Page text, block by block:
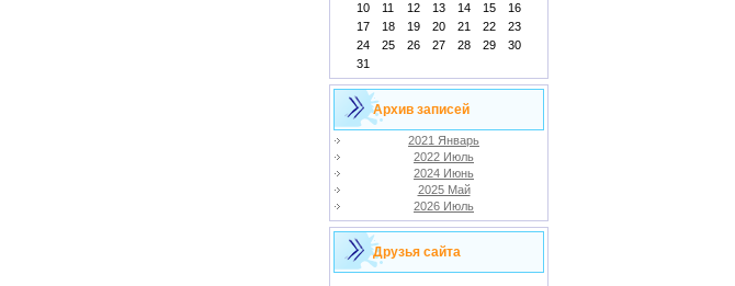
10
11 12 13 14 15
16
17
18 19 20 21 22
23
24
25 26 27 28 29
30
31
Архив записей
2021 Январь
2022 Июль
2024 Июнь
2025 Май
2026 Июль
Друзья сайта